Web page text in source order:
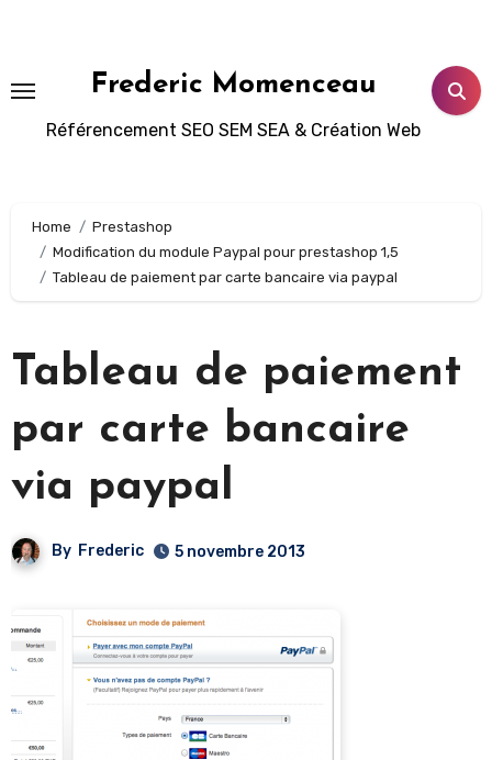
principal
Frederic Momenceau
Référencement SEO SEM SEA & Création Web
Home
Prestashop
Modification du module Paypal pour prestashop 1,5
Tableau de paiement par carte bancaire via paypal
Tableau de paiement
par carte bancaire
via paypal
By Frederic 5 novembre 2013